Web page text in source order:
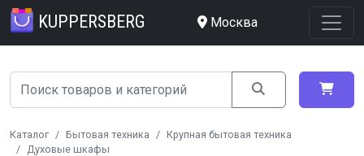
KUPPERSBERG Москва
Каталог Бытовая техника
Крупная бытовая техника
Духовые шкафы